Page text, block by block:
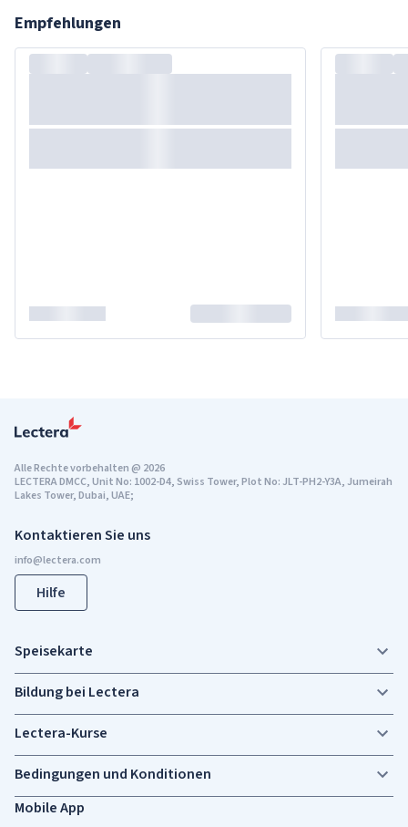
Empfehlungen
Kontaktieren Sie uns
Hilfe
Mobile App
Alle Rechte vorbehalten@ 2026
LECTERA DMCC, Unit No: 1002-D4, Swiss Tower, Plot No: JLT-PH2-Y3A, Jumeirah
Lakes Tower, Dubai, UAE;
Speisekarte
Bildung bei Lectera
Lectera-Kurse
Bedingungen und Konditionen